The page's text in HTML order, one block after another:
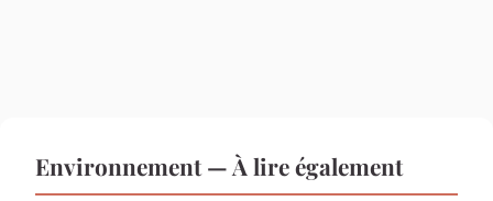
Environnement — À lire également